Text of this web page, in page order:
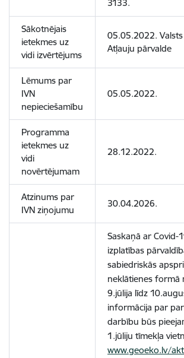
3133.
Sākotnējais
ietekmes uz
vidi izvērtējums
05.05.2022.
Atļauju pārvalde
Lēmums par
IVN
nepieciešamību
05.05.2022.
Programma
ietekmes uz
vidi
novērtējumam
28.12.2022.
Atzinums par
IVN ziņojumu
30.04.2026.
Saskaņā ar Covid-
izplatības
sabiedriskās
neklātienes
9.jūlija līdz
informācija par
darbību būs
1.jūliju tīmekļa
www.geoeko.lv/